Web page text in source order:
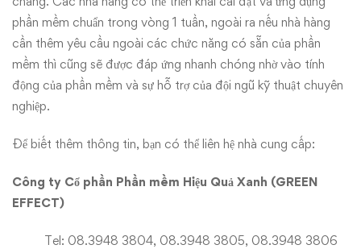
phần mềm chuẩn trong vòng 1 tuần, ngoài ra nếu nhà hàng
cần thêm yêu cầu ngoài các chức năng có sẵn của phần
mềm thì cũng sẽ được đáp ứng nhanh chóng nhờ vào tính
động của phần mềm và sự hỗ trợ của đội ngũ kỹ thuật chuyên
nghiệp.
Để biết thêm thông tin, bạn có thể liên hệ nhà cung cấp:
Công ty Cổ phần Phần mềm Hiệu Quả Xanh (GREEN
EFFECT)
Tel: 08.3948 3804, 08.3948 3805, 08.3948 3806